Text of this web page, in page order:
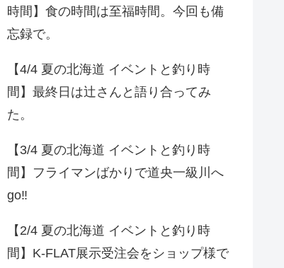
時間】食の時間は至福時間。今回も備
忘録で。
【4/4 夏の北海道 イベントと釣り時
間】最終日は辻さんと語り合ってみ
た。
【3/4 夏の北海道 イベントと釣り時
間】フライマンばかりで道央一級川へ
go‼️
【2/4 夏の北海道 イベントと釣り時
間】K-FLAT展示受注会をショップ様で